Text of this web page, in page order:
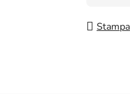
Stampa